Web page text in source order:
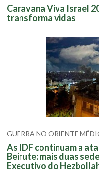
Caravana Viva Israel
transforma vidas
GUERRA NO ORIENTE
As IDF continuam a
Beirute: mais duas
Executivo do